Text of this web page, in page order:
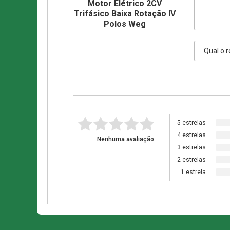
Motor Elétrico 2CV
Trifásico Baixa Rotação IV
Polos Weg
Nenhuma avaliação
5 estrelas
4 estrelas
3 estrelas
2 estrelas
1 estrela